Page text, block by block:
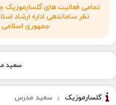
تمامی فعالیت های گلسارموزیک
نظر ساماندهی اداره ارشاد
جمهوری اسلامی
سعید
گلسارموزیک سعید مدرس